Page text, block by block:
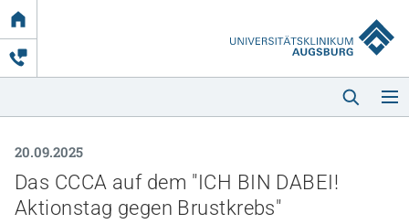
Link
zur
Startseite
20.09.2025
Das CCCA auf dem "ICH BIN DABEI!
Aktionstag gegen Brustkrebs"